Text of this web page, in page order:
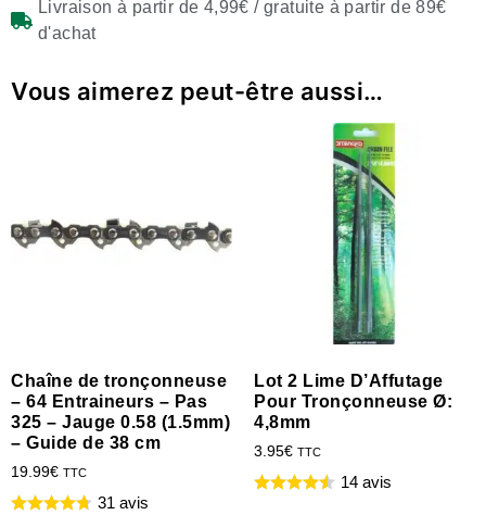
Livraison à partir de 4,99€ / gratuite à partir de 89€
d'achat
Vous aimerez peut-être aussi…
Chaîne de tronçonneuse
– 64 Entraineurs – Pas
325 – Jauge 0.58 (1.5mm)
– Guide de 38 cm
19.99€ TTC
31 avis
Lot 2 Lime D’Affutage
Pour Tronçonneuse Ø:
4,8mm
3.95€ TTC
14 avis